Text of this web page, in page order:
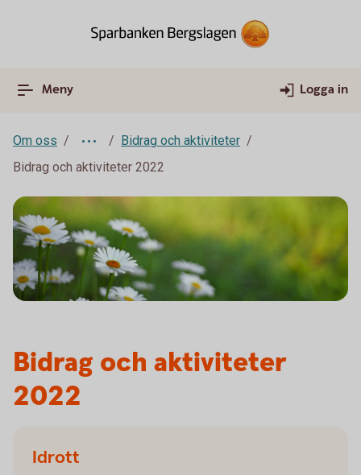
Meny Logga in
Om oss
Bidrag och aktiviteter
Bidrag och aktiviteter 2022
Bidrag och aktiviteter
2022
Idrott